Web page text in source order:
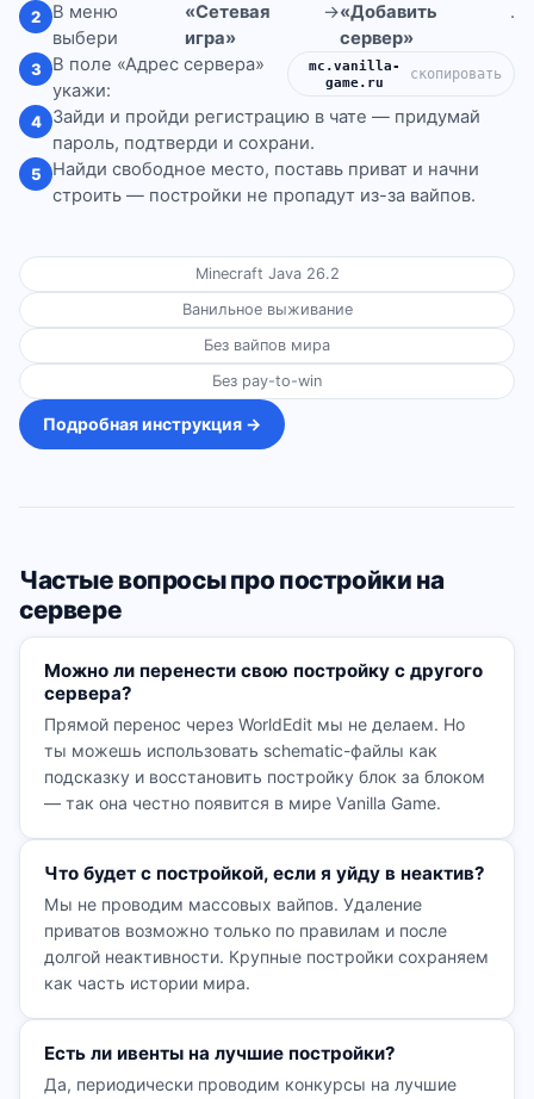
2
В меню
выбери
«Сетевая
игра»
→«Добавить
сервер»
.
3
В поле «Адрес сервера»
укажи:
mc.vanilla-
game.ru
скопировать
4
Зайди и пройди регистрацию в чате — придумай
пароль, подтверди и сохрани.
5
Найди свободное место, поставь приват и начни
строить — постройки не пропадут из-за вайпов.
Minecraft Java 26.2
Ванильное выживание
Без вайпов мира
Без pay-to-win
Подробная инструкция →
Частые вопросы про постройки на
сервере
Можно ли перенести свою постройку с другого
сервера?
Прямой перенос через WorldEdit мы не делаем. Но
ты можешь использовать schematic-файлы как
подсказку и восстановить постройку блок за блоком
— так она честно появится в мире Vanilla Game.
Что будет с постройкой, если я уйду в неактив?
Мы не проводим массовых вайпов. Удаление
приватов возможно только по правилам и после
долгой неактивности. Крупные постройки сохраняем
как часть истории мира.
Есть ли ивенты на лучшие постройки?
Да, периодически проводим конкурсы на лучшие